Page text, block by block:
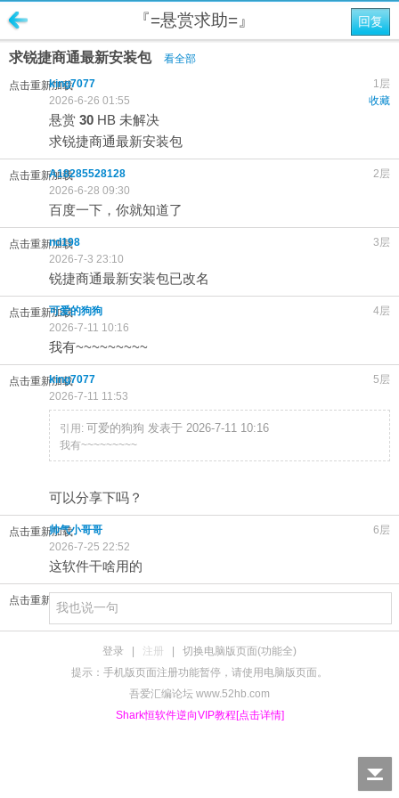
回复
『=悬赏求助=』
求锐捷商通最新安装包 看全部
点击重新加载 1层
king7077
收藏
2026-6-26 01:55
悬赏 30 HB 未解决
求锐捷商通最新安装包
点击重新加载 2层
A18285528128
2026-6-28 09:30
百度一下，你就知道了
点击重新加载 3层
nd198
2026-7-3 23:10
锐捷商通最新安装包已改名
点击重新加载 4层
可爱的狗狗
2026-7-11 10:16
我有~~~~~~~~~
点击重新加载 5层
king7077
2026-7-11 11:53
引用: 可爱的狗狗 发表于 2026-7-11 10:16
我有~~~~~~~~~
可以分享下吗？
点击重新加载 6层
帅气小哥哥
2026-7-25 22:52
这软件干啥用的
点击重新加载
登录 注册
切换电脑版页面(功能全)
提示：手机版页面注册功能暂停，请使用电脑版页面。
吾爱汇编论坛 www.52hb.com
Shark恒软件逆向VIP教程[点击详情]